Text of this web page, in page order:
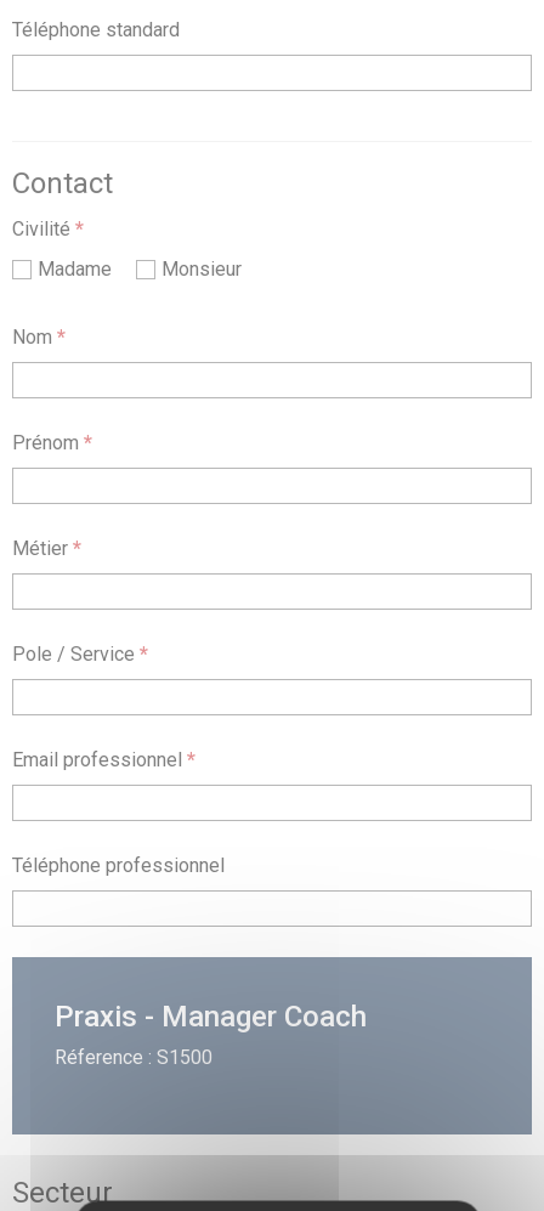
Téléphone standard
Contact
Civilité *
Madame
Monsieur
Nom *
Prénom *
Métier *
Pole / Service *
Email professionnel *
Téléphone professionnel
Praxis - Manager Coach
Réference : S1500
Secteur